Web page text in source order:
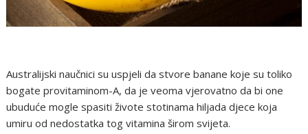
Australijski naučnici su uspjeli da stvore banane koje su toliko
bogate provitaminom-A, da je veoma vjerovatno da bi one
ubuduće mogle spasiti živote stotinama hiljada djece koja
umiru od nedostatka tog vitamina širom svijeta.